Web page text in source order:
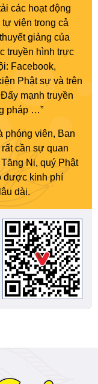
các hoạt động
viện trong cả
giảng của
truyền hình trực
Facebook,
Phật sự và trên
mạnh truyền
pháp …”
phóng viên, Ban
cần sự quan
Ni, quý Phật
được kinh phí
dài.